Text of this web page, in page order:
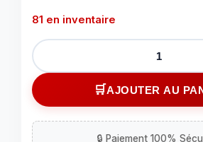
81 en inventaire
quantité
de
Adaptateur
en
T
pour
AJOUTER AU